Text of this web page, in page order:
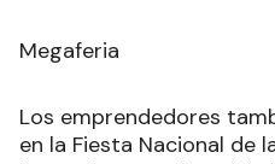
Megaferia
Los emprendedores
en la Fiesta Nacional de